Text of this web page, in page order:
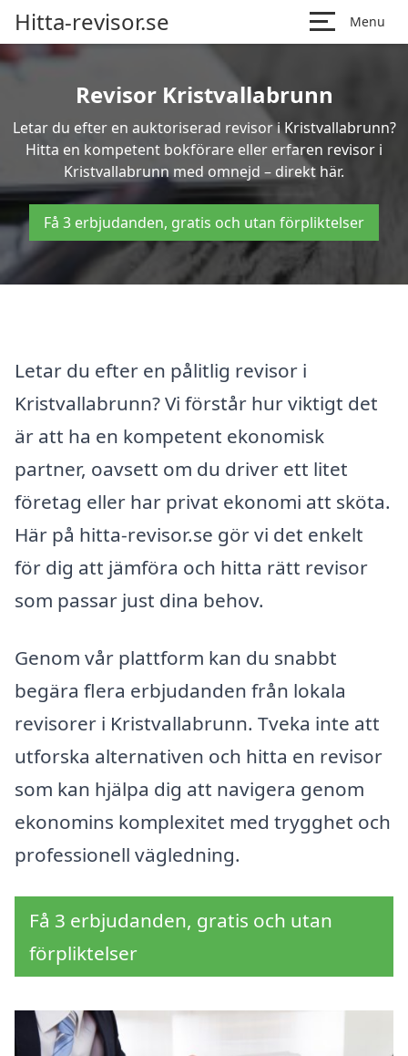
Hitta-revisor.se Menu
Revisor Kristvallabrunn
Letar du efter en auktoriserad revisor i Kristvallabrunn?
Hitta en kompetent bokförare eller erfaren revisor i
Kristvallabrunn med omnejd – direkt här.
Få 3 erbjudanden, gratis och utan förpliktelser
Letar du efter en pålitlig revisor i
Kristvallabrunn? Vi förstår hur viktigt det
är att ha en kompetent ekonomisk
partner, oavsett om du driver ett litet
företag eller har privat ekonomi att sköta.
Här på hitta-revisor.se gör vi det enkelt
för dig att jämföra och hitta rätt revisor
som passar just dina behov.
Genom vår plattform kan du snabbt
begära flera erbjudanden från lokala
revisorer i Kristvallabrunn. Tveka inte att
utforska alternativen och hitta en revisor
som kan hjälpa dig att navigera genom
ekonomins komplexitet med trygghet och
professionell vägledning.
Få 3 erbjudanden, gratis och utan
förpliktelser